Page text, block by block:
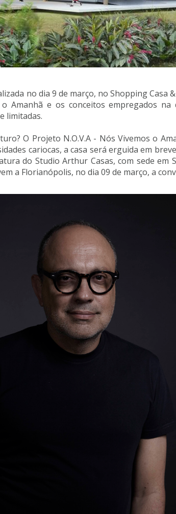
no dia 9 de março, no Shopping
o Amanhã e os conceitos empregados
limitadas.
O Projeto N.O.V.A - Nós Vivemos o
cariocas, a casa será erguida em
do Studio Arthur Casas, com sede em
a Florianópolis, no dia 09 de março, a